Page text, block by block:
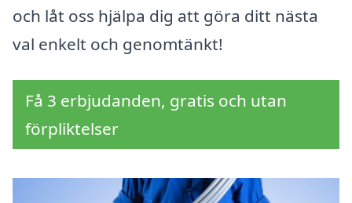
och låt oss hjälpa dig att göra ditt nästa
val enkelt och genomtänkt!
Få 3 erbjudanden, gratis och utan
förpliktelser